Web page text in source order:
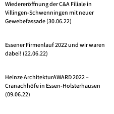
Wiedereröffnung der C&A Filiale in
Villingen-Schwenningen mit neuer
Gewebefassade (30.06.22)
Essener Firmenlauf 2022 und wir waren
dabei! (22.06.22)
Heinze ArchitekturAWARD 2022 –
Cranachhöfe in Essen-Holsterhausen
(09.06.22)